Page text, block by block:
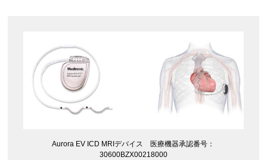
Aurora EV ICD MRIデバイス 医療機器承認番号：
30600BZX00218000